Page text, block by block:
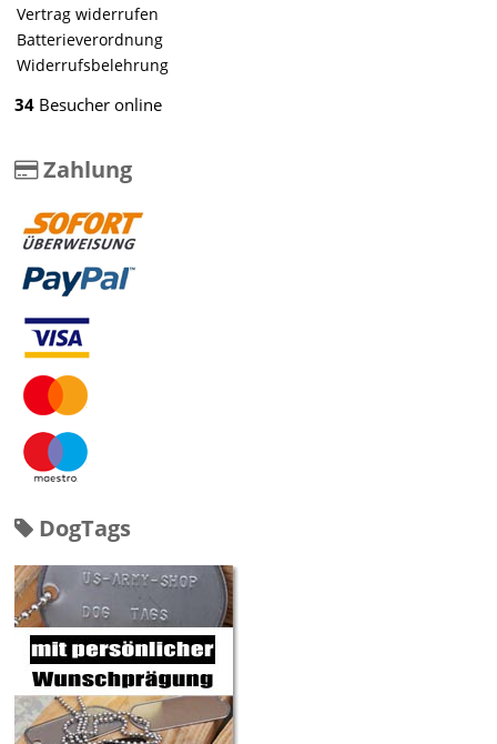
Vertrag widerrufen
Batterieverordnung
Widerrufsbelehrung
34 Besucher online
Zahlung
DogTags